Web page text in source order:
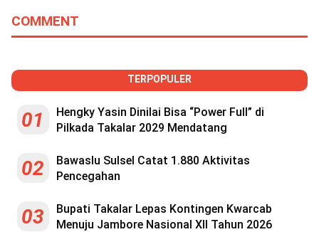
COMMENT
TERPOPULER
01
Hengky Yasin Dinilai Bisa “Power Full” di
Pilkada Takalar 2029 Mendatang
02
Bawaslu Sulsel Catat 1.880 Aktivitas
Pencegahan
03
Bupati Takalar Lepas Kontingen Kwarcab
Menuju Jambore Nasional XII Tahun 2026